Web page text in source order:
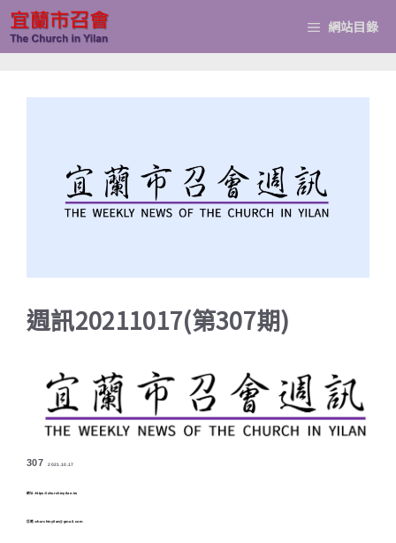
跳
至
網站目錄
週訊20211017(第307期)
307 2021.10.17
網址:https://churchinyilan.tw
信箱:churchinyilan@gmail.com